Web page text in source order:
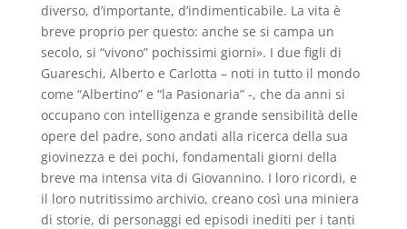
diverso, d’importante, d’indimenticabile. La vita è
breve proprio per questo: anche se si campa un
secolo, si “vivono” pochissimi giorni». I due figli di
Guareschi, Alberto e Carlotta – noti in tutto il mondo
come “Albertino” e “la Pasionaria” -, che da anni si
occupano con intelligenza e grande sensibilità delle
opere del padre, sono andati alla ricerca della sua
giovinezza e dei pochi, fondamentali giorni della
breve ma intensa vita di Giovannino. I loro ricordi, e
il loro nutritissimo archivio, creano così una miniera
di storie, di personaggi ed episodi inediti per i tanti